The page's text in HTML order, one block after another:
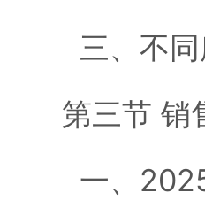
三、不同
第三节 销
一、2025